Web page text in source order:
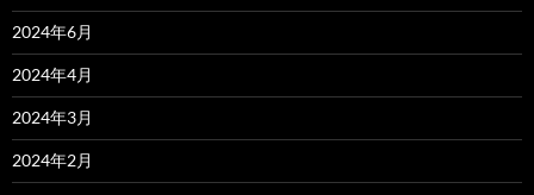
2024年6月
2024年4月
2024年3月
2024年2月